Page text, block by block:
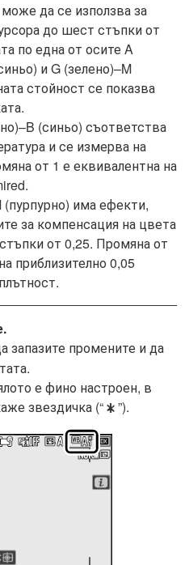
да се използва за
до шест стъпки от
по една от осите A
и G (зелено)–M
стойност се показва
(синьо) съответства
и се измерва на
от 1 е еквивалентна на
(пурпурно) има ефекти,
за компенсация на цвета
от 0,25. Промяна от
приблизително 0,05
запазите промените и да
е фино настроен, в
звездичка (“ U ”).